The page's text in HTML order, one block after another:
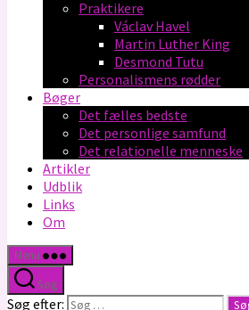
Praktikere
Václav Havel
Martin Luther King
Desmond Tutu
Personalismens rødder
Bøger
Det fælles bedste
Det personlige samfund
Det relationelle menneske
Artikler
Udblik
Links
Om
Menu
Søg
Søg efter: